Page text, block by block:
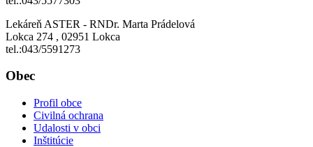
Lekáreň ASTER - RNDr. Marta Prádelová
Lokca 274 , 02951 Lokca
tel.:043/5591273
Obec
Profil obce
Civilná ochrana
Udalosti v obci
Inštitúcie